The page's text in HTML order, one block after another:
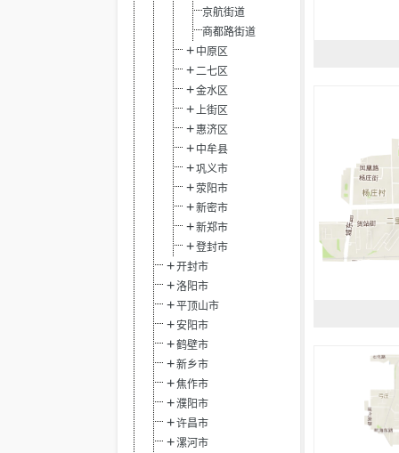
京航街道
商都路街道
中原区
二七区
金水区
上街区
惠济区
中牟县
巩义市
荥阳市
新密市
新郑市
登封市
开封市
洛阳市
平顶山市
安阳市
鹤壁市
新乡市
焦作市
濮阳市
许昌市
漯河市